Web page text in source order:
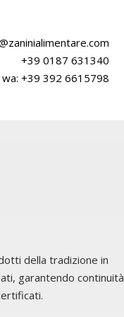
+39 0187 631340
wa: +39 392 6615798
della tradizione in
garantendo continuità